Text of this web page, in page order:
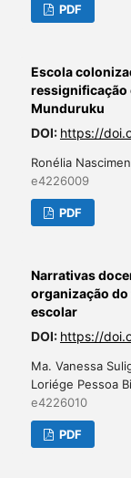
PDF
Escola
ressignificação
Munduruku
DOI: https://
Ronélia
e4226009
PDF
Narrativas
organização
escolar
DOI: https://
Ma. Vanessa
Loriége Pessoa
e4226010
PDF